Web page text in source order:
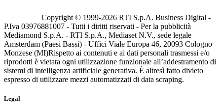
Copyright © 1999-2026 RTI S.p.A. Business Digital -
P.Iva 03976881007 - Tutti i diritti riservati - Per la pubblicità
Mediamond S.p.A. - RTI S.p.A., Mediaset N.V., sede legale
Amsterdam (Paesi Bassi) - Uffici Viale Europa 46, 20093 Cologno
Monzese (MI)Rispetto ai contenuti e ai dati personali trasmessi e/o
riprodotti è vietata ogni utilizzazione funzionale all’addestramento di
sistemi di intelligenza artificiale generativa. È altresì fatto divieto
espresso di utilizzare mezzi automatizzati di data scraping.
Legal